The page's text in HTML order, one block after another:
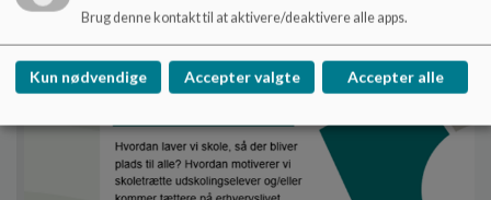
Brug denne kontakt til at aktivere/deaktivere alle apps.
Kun nødvendige Accepter valgte Accepter alle